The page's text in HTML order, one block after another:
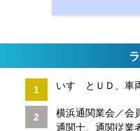
いすゞとＵＤ、車
横浜通関業会／会
通関士、通関従業